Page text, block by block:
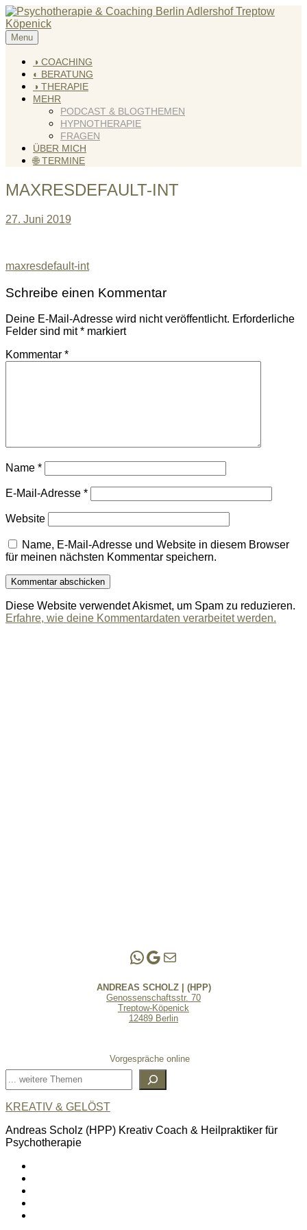
Skip
to
content
KREATIV & GELÖST
Andreas Scholz (HPP) Kreativ Coach & Heilpraktiker für
Psychotherapie
Menu
◑ COACHING
◐ BERATUNG
◑ THERAPIE
MEHR
PODCAST & BLOGTHEMEN
HYPNOTHERAPIE
FRAGEN
ÜBER MICH
🌐 TERMINE
MAXRESDEFAULT-INT
27. Juni 2019
Beitragsnavigation
maxresdefault-int
Schreibe einen Kommentar
Deine E-Mail-Adresse wird nicht veröffentlicht. Erforderliche
Felder sind mit* markiert
Kommentar *
Name *
E-Mail-Adresse *
Website
Name, E-Mail-Adresse und Website in diesem Browser
für meinen nächsten Kommentar speichern.
Diese Website verwendet Akismet, um Spam zu reduzieren.
Erfahre, wie deine Kommentardaten verarbeitet werden.
Andreas Scholz | (HPP)
Praxis Adlershof
E-Mail an mich ...
ANDREAS SCHOLZ | (HPP)
Genossenschaftsstr. 70
Treptow-Köpenick
12489 Berlin
Vorgespräche online
Suchen
KREATIV & GELÖST
Andreas Scholz (HPP) Kreativ Coach & Heilpraktiker für
Psychotherapie